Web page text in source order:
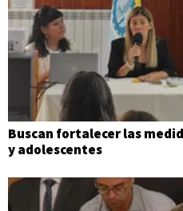
Buscan fortalecer las
y adolescentes